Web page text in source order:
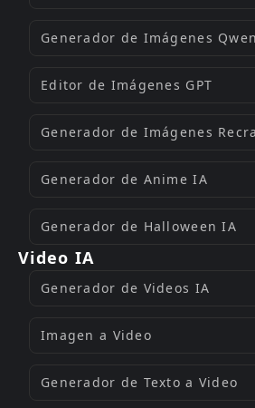
Generador de Imágenes Qwen
Editor de Imágenes GPT
Generador de Imágenes
Generador de Anime IA
Generador de Halloween IA
Video IA
Generador de Videos IA
Imagen a Video
Generador de Texto a Video